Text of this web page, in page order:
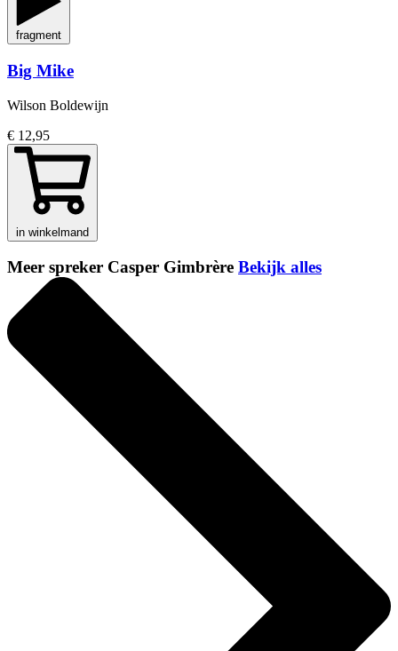
fragment
Big Mike
Wilson Boldewijn
€ 12,95
in winkelmand
Meer spreker Casper Gimbrère Bekijk alles